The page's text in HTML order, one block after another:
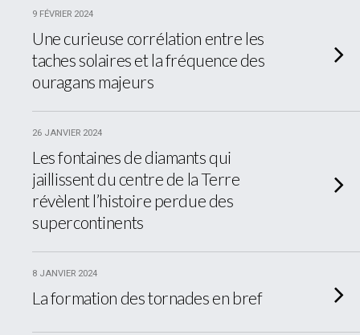
9 FÉVRIER 2024
Une curieuse corrélation entre les
taches solaires et la fréquence des
ouragans majeurs
26 JANVIER 2024
Les fontaines de diamants qui
jaillissent du centre de la Terre
révèlent l’histoire perdue des
supercontinents
8 JANVIER 2024
La formation des tornades en bref